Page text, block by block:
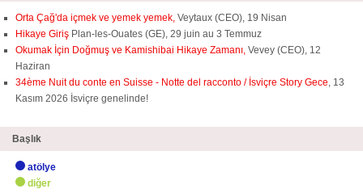
Orta Çağ'da içmek ve yemek yemek, Veytaux (CEO), 19 Nisan
Hikaye Giriş Plan-les-Ouates (GE), 29 juin au 3 Temmuz
Okumak İçin Doğmuş ve Kamishibai Hikaye Zamanı, Vevey (CEO), 12
Haziran
34ème Nuit du conte en Suisse - Notte del racconto / İsviçre Story Gece, 13
Kasım 2026 İsviçre genelinde!
Başlık
atölye
diğer